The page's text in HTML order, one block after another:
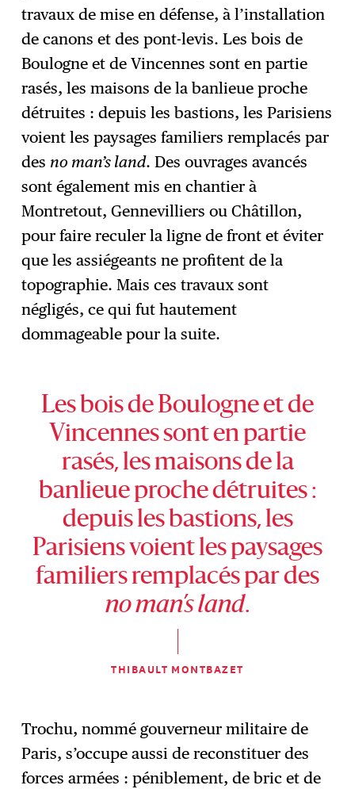
travaux de mise en défense, à l’installation
de canons et des pont-levis. Les bois de
Boulogne et de Vincennes sont en partie
rasés, les maisons de la banlieue proche
détruites : depuis les bastions, les Parisiens
voient les paysages familiers remplacés par
des no man’s land. Des ouvrages avancés
sont également mis en chantier à
Montretout, Gennevilliers ou Châtillon,
pour faire reculer la ligne de front et éviter
que les assiégeants ne profitent de la
topographie. Mais ces travaux sont
négligés, ce qui fut hautement
dommageable pour la suite.
Les bois de Boulogne et de
Vincennes sont en partie
rasés, les maisons de la
banlieue proche détruites :
depuis les bastions, les
Parisiens voient les paysages
familiers remplacés par des
no man’s land.
THIBAULT MONTBAZET
Trochu, nommé gouverneur militaire de
Paris, s’occupe aussi de reconstituer des
forces armées : péniblement, de bric et de